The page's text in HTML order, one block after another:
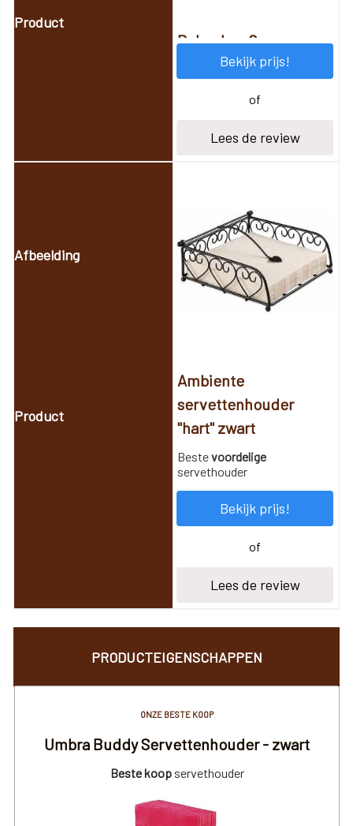
Relaxdays 2 x
servettenhouder van
Bekijk prijs!
of
Lees de review
Ambiente
servettenhouder
"hart" zwart
Bestevoordelige
servethouder
Bekijk prijs!
of
Lees de review
PRODUCTEIGENSCHAPPEN
ONZE BESTE KOOP
Umbra Buddy Servettenhouder - zwart
Beste koop servethouder